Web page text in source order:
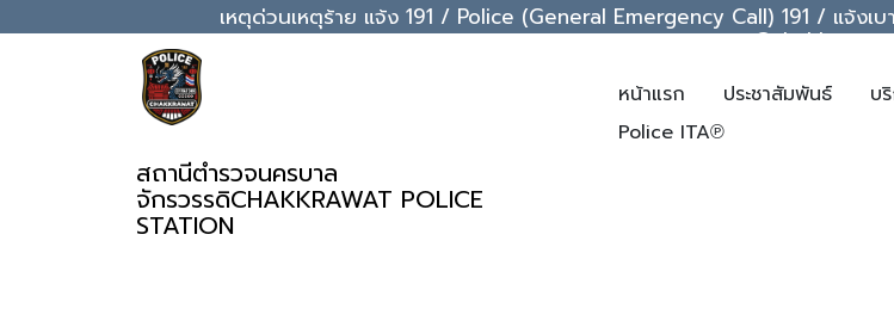
เหตุด่วนเหตุร้าย แจ้ง 191 / Police (General Emergency Call) 191 / แจ้
สถานีตำรวจนครบาล
จักรวรรดิCHAKKRAWAT POLICE
STATION
หน้าแรก ประชาสัมพันธ์ บ
Police ITA℗